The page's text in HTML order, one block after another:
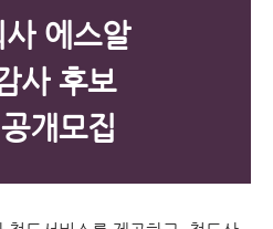
에스알
사 후보
개모집